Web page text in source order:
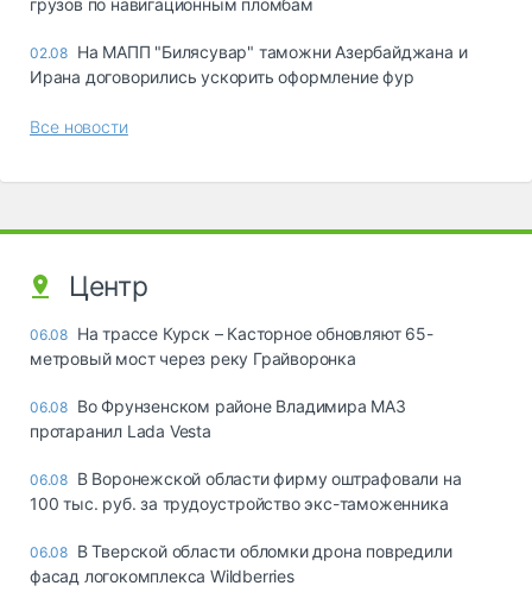
02.08 На МАПП "Билясувар" таможни Азербайджана и
Ирана договорились ускорить оформление фур
Все новости
Центр
06.08 На трассе Курск – Касторное обновляют 65-
метровый мост через реку Грайворонка
06.08 Во Фрунзенском районе Владимира МАЗ
протаранил Lada Vesta
06.08 В Воронежской области фирму оштрафовали на
100 тыс. руб. за трудоустройство экс-таможенника
06.08 В Тверской области обломки дрона повредили
фасад логокомплекса Wildberries